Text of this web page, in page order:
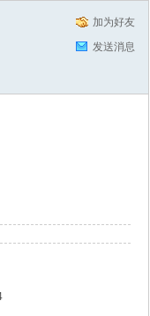
加为好友
发送消息